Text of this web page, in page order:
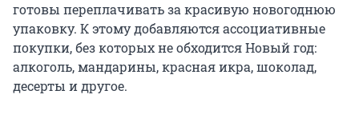
готовы переплачивать за красивую новогоднюю
упаковку. К этому добавляются ассоциативные
покупки, без которых не обходится Новый год:
алкоголь, мандарины, красная икра, шоколад,
десерты и другое.